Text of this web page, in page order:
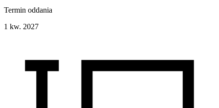
Termin oddania
1 kw. 2027